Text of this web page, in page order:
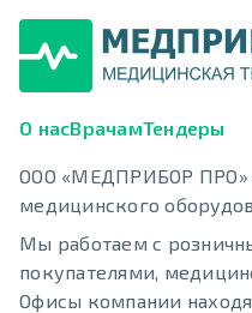
О насВрачамТендеры
ООО «МЕДПРИБОР ПРО»
медицинского
Мы работаем с
покупателями,
Офисы компании